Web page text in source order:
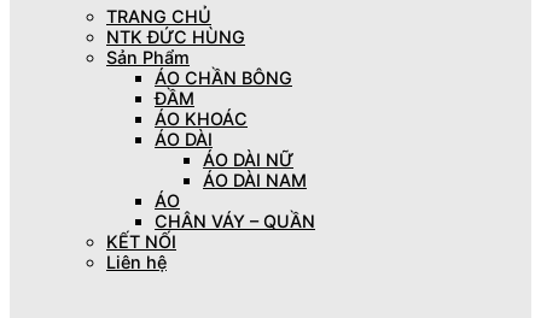
TRANG CHỦ
NTK ĐỨC HÙNG
Sản Phẩm
ÁO CHẦN BÔNG
ĐẦM
ÁO KHOÁC
ÁO DÀI
ÁO DÀI NỮ
ÁO DÀI NAM
ÁO
CHÂN VÁY – QUẦN
KẾT NỐI
Liên hệ